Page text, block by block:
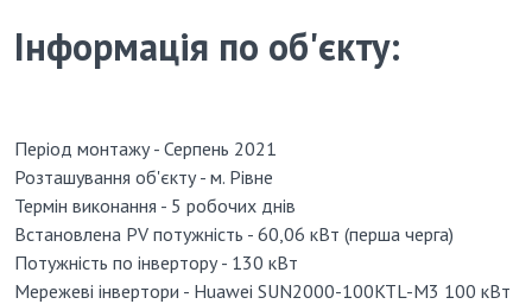
Інформація по об'єкту:
Період монтажу - Серпень 2021
Розташування об'єкту - м. Рівне
Термін виконання - 5 робочих днів
Встановлена PV потужність - 60,06 кВт (перша черга)
Потужність по інвертору - 130 кВт
Мережеві інвертори - Huawei SUN2000-100KTL-М3 100 кВт